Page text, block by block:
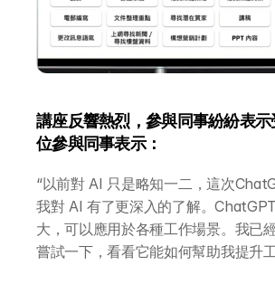
講座反響熱烈，參與同事紛紛表
位參與同事表示：
“以前對 AI 只是略知一二，這次
我對 AI 有了更深入的了解。
大，可以應用於各種工作場景。我已
嘗試一下，看看它能如何幫助我提升